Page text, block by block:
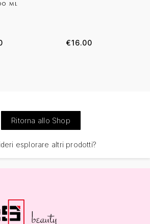
ML
€16.00
Ritorna allo Shop
esplorare altri prodotti?